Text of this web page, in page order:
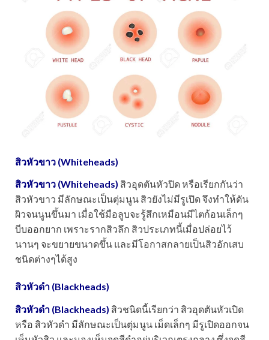
สิวหัวขาว (Whiteheads)
สิวหัวขาว (Whiteheads) สิวอุดตันหัวปิด หรือเรียกกันว่า
สิวหัวขาว มีลักษณะเป็นตุ่มนูน สิวยังไม่มีรูเปิด จึงทำให้ดัน
ผิวจนนูนขึ้นมา เมื่อใช้มือลูบจะรู้สึกเหมือนมีไตก้อนเล็กๆ
บีบออกยาก เพราะรากสิวลึก สิวประเภทนี้เมื่อปล่อยไว้
นานๆ จะขยายขนาดขึ้น และมีโอกาสกลายเป็นสิวอักเสบ
ชนิดต่างๆได้สูง
สิวหัวดำ (Blackheads)
สิวหัวดำ (Blackheads) สิวชนิดนี้เรียกว่า สิวอุดตันหัวเปิด
หรือ สิวหัวดำ มีลักษณะเป็นตุ่มนูน เม็ดเล็กๆ มีรูเปิดออกจน